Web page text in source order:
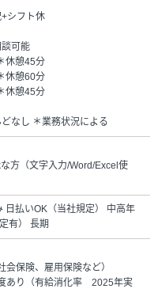
シフト休
可能
休憩45分
休憩60分
休憩45分
なし ＊業務状況による
方（文字入力/Word/Excel使
日払いOK（当社規定） 中高年
有） 長期
会保険、雇用保険など）
あり（有給消化率 2025年実